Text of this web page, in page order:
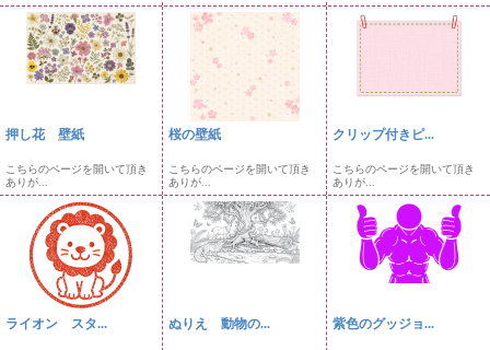
押し花 壁紙
こちらのページを開いて頂き
ありが...
桜の壁紙
こちらのページを開いて頂き
ありが...
クリップ付きピ...
こちらのページを開いて頂き
ありが...
ライオン スタ... ぬりえ 動物の... 紫色のグッジョ...